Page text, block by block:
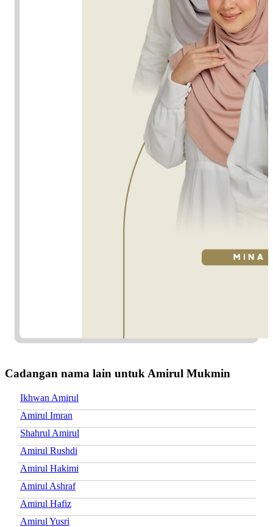
Cadangan nama lain untuk Amirul Mukmin
Ikhwan Amirul
Amirul Imran
Shahrul Amirul
Amirul Rushdi
Amirul Hakimi
Amirul Ashraf
Amirul Hafiz
Amirul Yusri